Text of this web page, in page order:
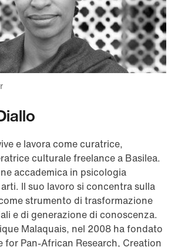
e lavora come curatrice,
culturale freelance a Basilea.
accademica in psicologia
Il suo lavoro si concentra sulla
strumento di trasformazione
e di generazione di conoscenza.
Malaquais, nel 2008 ha fondato
for Pan-African Research, Creation